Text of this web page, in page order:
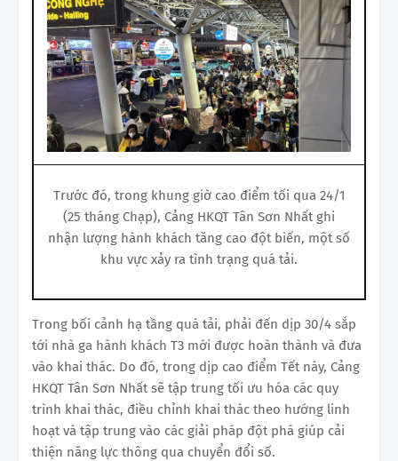
Trước đó, trong khung giờ cao điểm tối qua 24/1
(25 tháng Chạp), Cảng HKQT Tân Sơn Nhất ghi
nhận lượng hành khách tăng cao đột biến, một số
khu vực xảy ra tình trạng quá tải.
Trong bối cảnh hạ tầng quá tải, phải đến dịp 30/4 sắp
tới nhà ga hành khách T3 mới được hoàn thành và đưa
vào khai thác. Do đó, trong dịp cao điểm Tết này, Cảng
HKQT Tân Sơn Nhất sẽ tập trung tối ưu hóa các quy
trình khai thác, điều chỉnh khai thác theo hướng linh
hoạt và tập trung vào các giải pháp đột phá giúp cải
thiện năng lực thông qua chuyển đổi số.